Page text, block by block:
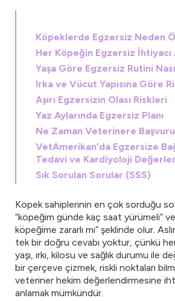
Köpeklerde Egzersiz Neden
Her Köpeğin Egzersiz İhtiyacı
Yaşa Göre Egzersiz Rutini
Irka ve Vücut Yapısına Göre
Aşırı Egzersizin Olası Riskleri
Yaz Aylarında Egzersiz Planı
Ne Zaman Veterinere
VetAmerikan’da Egzersize
Tedavi ve Kardiyoloji
Sık Sorulan Sorular (SSS)
Köpek sahiplerinin en çok sorduğu
“köpeğim günde kaç saat yürümeli”
köpeğime zararlı mı” şeklinde olur.
tek bir doğru cevabı yoktur, çünkü
yaşı, ırkı, kilosu ve sağlık durumu ile
bir çerçeve çizmek, riskli noktaları
veteriner hekim değerlendirmesine
anlamak mümkündür.